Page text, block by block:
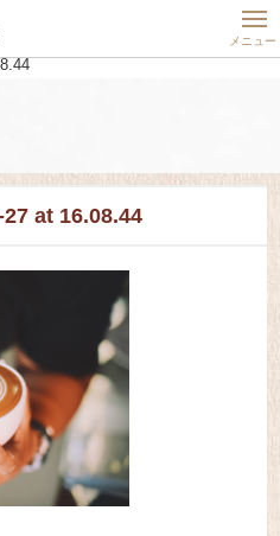
メニュー
カフェ３選（有名チェーン店編）
at 16.08.44